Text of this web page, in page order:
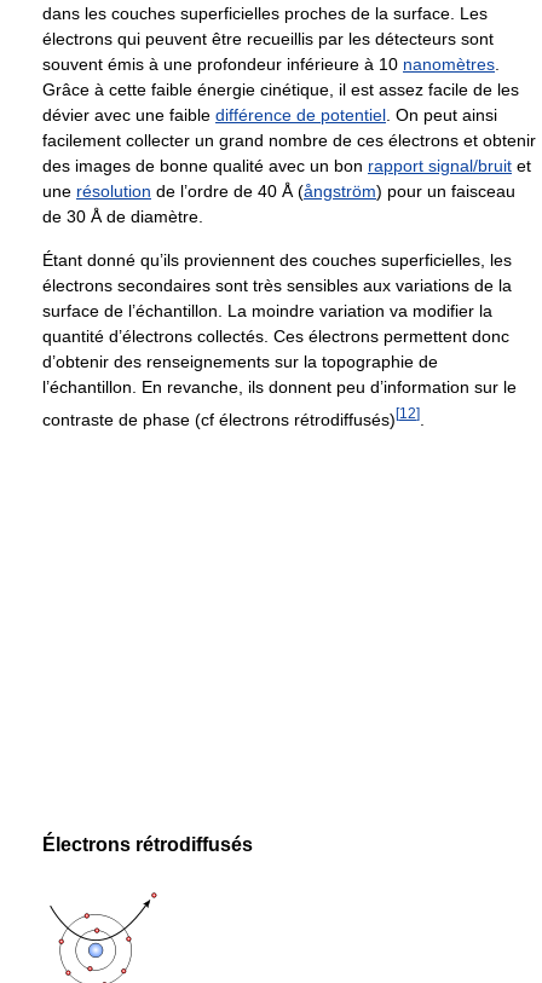
dans les couches superficielles proches de la surface. Les
électrons qui peuvent être recueillis par les détecteurs sont
souvent émis à une profondeur inférieure à 10 nanomètres
Grâce à cette faible énergie cinétique, il est assez facile de les
dévier avec une faible différence de potentiel . On peut ainsi
facilement collecter un grand nombre de ces électrons et obtenir
des images de bonne qualité avec un bon rapport signal/bruit et
une résolution de l’ordre de 40 Å (ångström) pour un faisceau
de 30 Å de diamètre.
Étant donné qu’ils proviennent des couches superficielles, les
électrons secondaires sont très sensibles aux variations de la
surface de l’échantillon. La moindre variation va modifier la
quantité d’électrons collectés. Ces électrons permettent donc
d’obtenir des renseignements sur la topographie de
l’échantillon. En revanche, ils donnent peu d’information sur le
contraste de phase (cf électrons rétrodiffusés) [12]
Électrons rétrodiffusés